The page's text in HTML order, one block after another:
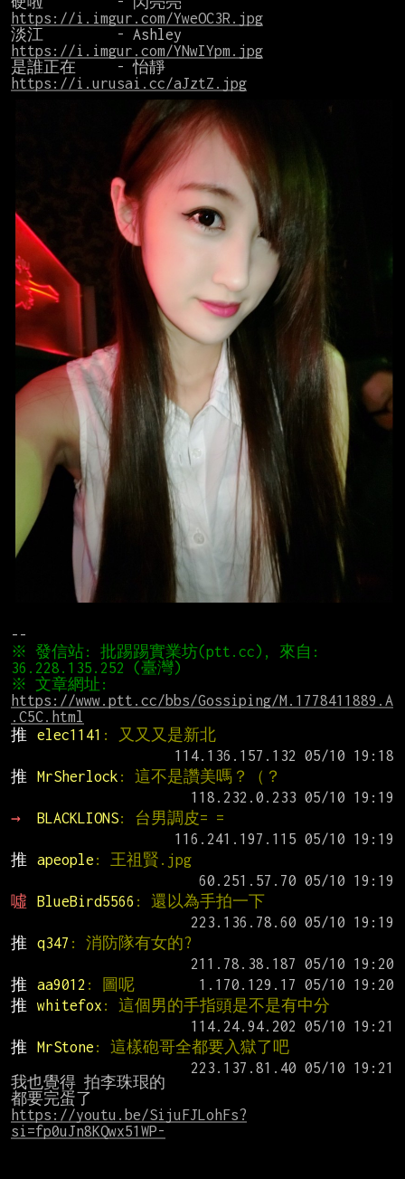
https://i.imgur.com/YweOC3R.jpg
https://i.imgur.com/YNwIYpm.jpg
https://i.urusai.cc/aJztZ.jpg
※ 發信站: 批踢踢實業坊(ptt.cc), 來自:
https://www.ptt.cc/bbs/Gossiping/M.1778411889.A
.C5C.html
推
elec1141 : 又又又是新北
推
MrSherlock : 這不是讚美嗎？（？
→
BLACKLIONS: 台男調皮= =
推
apeople : 王祖賢.jpg
噓
BlueBird5566 : 還以為手拍一下
推
q347 : 消防隊有女的?
推
aa9012 : 圖呢
推
whitefox : 這個男的手指頭是不是有中分
推
MrStone : 這樣砲哥全都要入獄了吧
我也覺得 拍李珠珢的
https://youtu.be/SijuFJLohFs?
si=fp0uJn8KQwx51WP-